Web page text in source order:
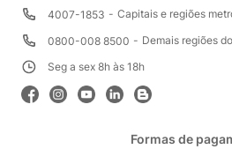
4007-1853
Capitais e regiões
0800-008 8500
Demais regiões
Seg a sex 8h às 18h
Formas de